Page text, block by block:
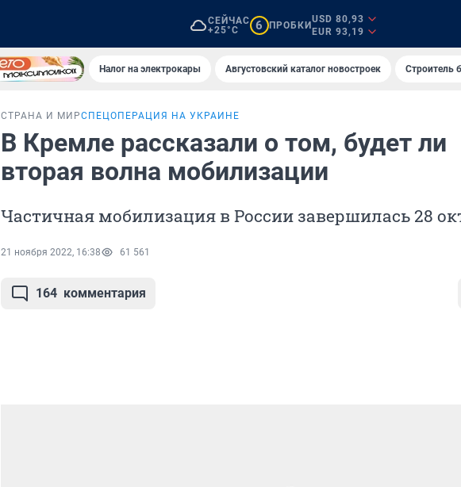
СЕЙЧАС
+25°C
6 ПРОБКИ
USD 80,93
EUR 93,19
Налог на электрокары Августовский каталог новостроек Строитель
СТРАНА И МИРСПЕЦОПЕРАЦИЯ НА УКРАИНЕ
В Кремле рассказали о том, будет ли
вторая волна мобилизации
Частичная мобилизация в России завершилась 28
21 ноября 2022, 16:38 61 561
164 комментария